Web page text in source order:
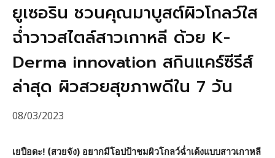
ยูเซอริน ชวนคุณมาบูสต์ผิวโกลว์ใส
ฉ่ำวาวสไตล์สาวเกาหลี ด้วย K-
Derma innovation สกินแคร์ซีรีส์
ล่าสุด ผิวสวยสุขภาพดีใน 7 วัน
08/03/2023
เยปือดะ! (สวยจัง) อยากมีโอปป้าชมผิวโกลว์ฉ่ำเด้งแบบสาวเกาหลี